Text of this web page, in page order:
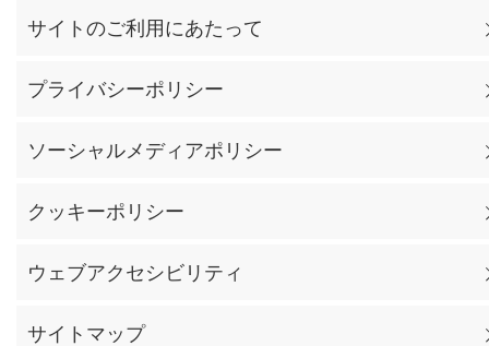
サイトのご利用にあたって
プライバシーポリシー
ソーシャルメディアポリシー
クッキーポリシー
ウェブアクセシビリティ
サイトマップ